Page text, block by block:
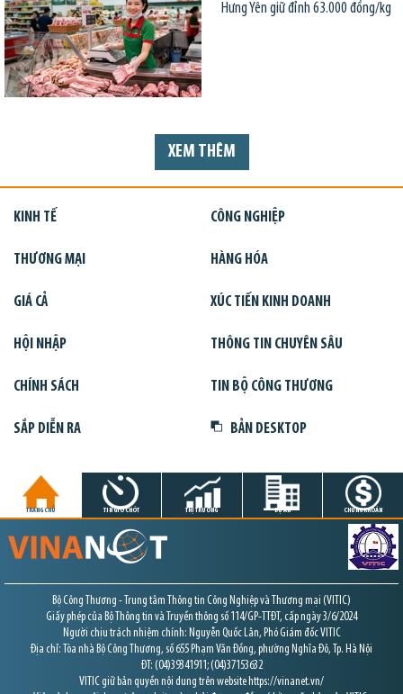
Hưng Yên giữ đỉnh 63.000 đồng/kg
XEM THÊM
KINH TẾ CÔNG NGHIỆP
THƯƠNG MẠI HÀNG HÓA
GIÁ CẢ XÚC TIẾN KINH DOANH
HỘI NHẬP THÔNG TIN CHUYÊN SÂU
CHÍNH SÁCH TIN BỘ CÔNG THƯƠNG
SẮP DIỄN RA BẢN DESKTOP
TRANG CHỦ TIN GIỜ CHÓT THỊ TRƯỜNG DỰ ÁN CHỨNG KHOÁN
Bộ Công Thương - Trung tâm Thông tin Công Nghiệp và Thương mại (VITIC)
Giấy phép của Bộ Thông tin và Truyền thông số 114/GP-TTĐT, cấp ngày 3/6/2024
Người chịu trách nhiệm chính: Nguyễn Quốc Lân, Phó Giám đốc VITIC
Địa chỉ: Tòa nhà Bộ Công Thương, số 655 Phạm Văn Đồng, phường Nghĩa Đô, Tp. Hà Nội
ĐT: (04)39341911; (04)37153632
VITIC giữ bản quyền nội dung trên website https://vinanet.vn/